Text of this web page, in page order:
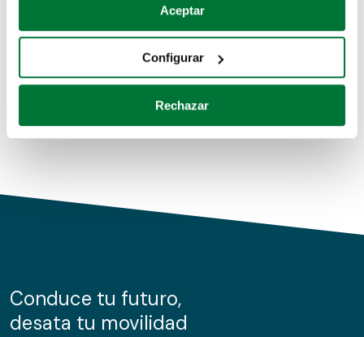
Si lo permite, también quisiéramos:
Recopilar información sobre su ubicación geográfica
Identificar su dispositivo analizándolo activamente
para buscar características específicas (huellas
Obtenga más información sobre cómo se procesan sus
de cookies.
información sobre el uso que haga del sitio web con
nuestros partners de redes sociales, publicidad y análisis
Aceptar
Configurar
Rechazar
Coches de km0
Conduce tu futuro,
desata tu movilidad